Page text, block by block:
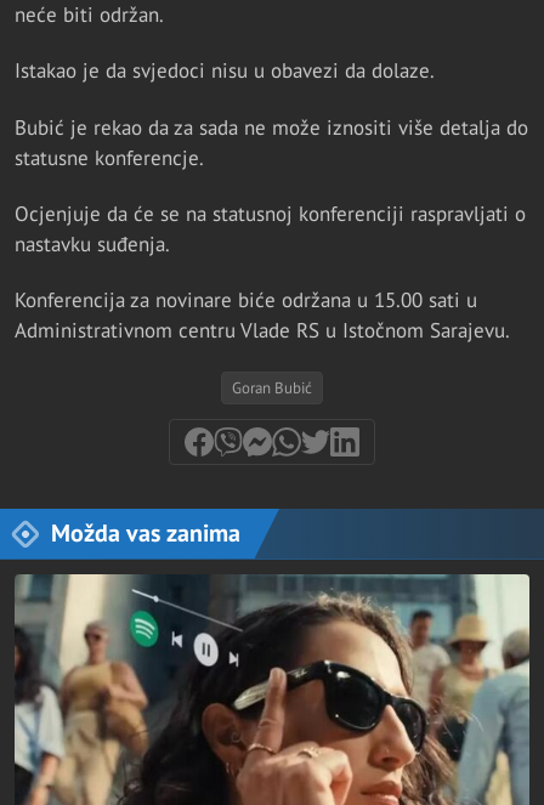
neće biti održan.
Istakao je da svjedoci nisu u obavezi da dolaze.
Bubić je rekao da za sada ne može iznositi više detalja do
statusne konferencje.
Ocjenjuje da će se na statusnoj konferenciji raspravljati o
nastavku suđenja.
Konferencija za novinare biće održana u 15.00 sati u
Administrativnom centru Vlade RS u Istočnom Sarajevu.
Goran Bubić
Možda vas zanima